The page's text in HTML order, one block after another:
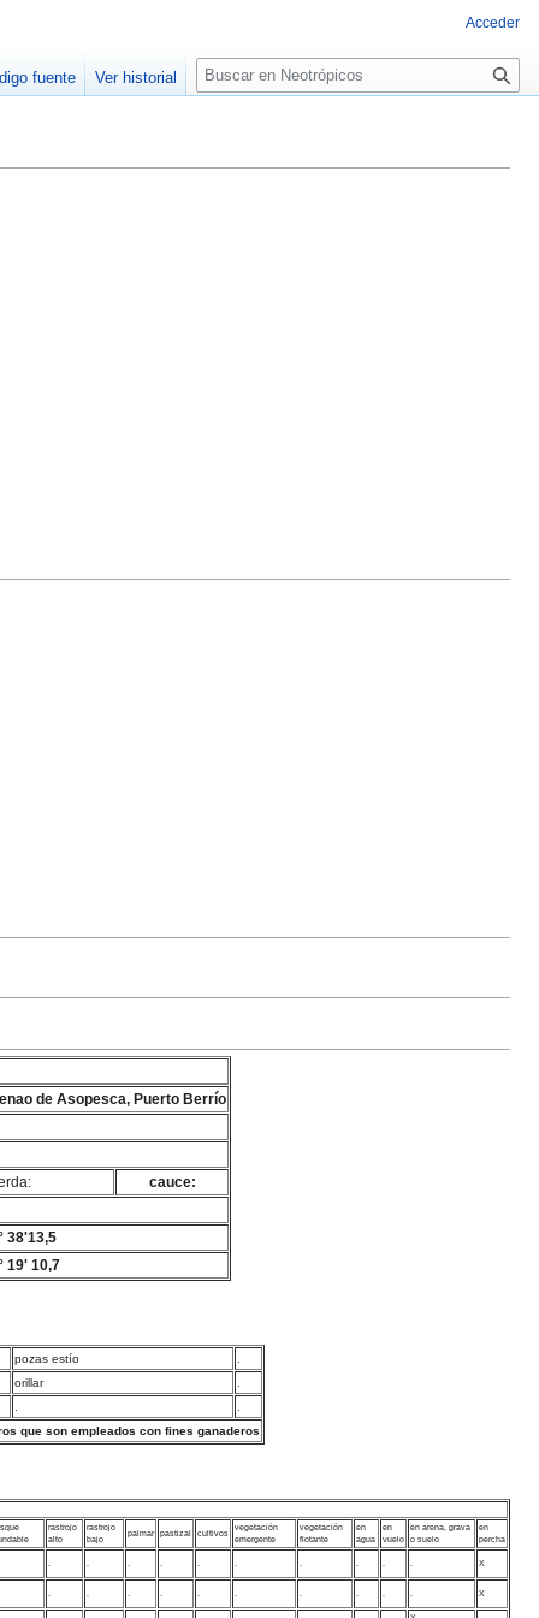
de Asopesca, Puerto Berrío
cauce:
38'13,5
19' 10,7
pozas estío
orillar
que son empleados con fines ganaderos
rastrojo
alto
rastrojo
bajo
palmar pastizal cultivos
vegetación
emergente
vegetación
flotante
en
agua
en
vuelo
en arena, grava
o suelo
en
percha
X
X
Acceder
fuente Ver historial
Buscar